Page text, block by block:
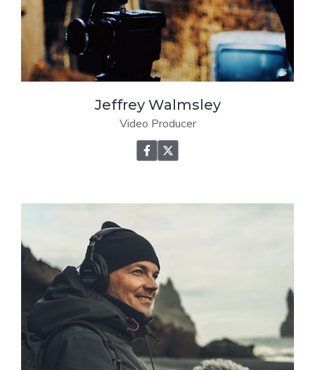
Jeffrey Walmsley
Video Producer